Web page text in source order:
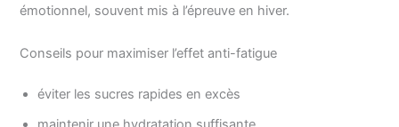
émotionnel, souvent mis à l’épreuve en hiver.
Conseils pour maximiser l’effet anti-fatigue
éviter les sucres rapides en excès